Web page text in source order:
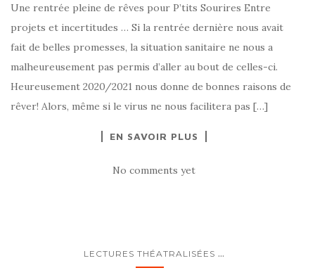
Une rentrée pleine de rêves pour P’tits Sourires Entre
projets et incertitudes … Si la rentrée dernière nous avait
fait de belles promesses, la situation sanitaire ne nous a
malheureusement pas permis d’aller au bout de celles-ci.
Heureusement 2020/2021 nous donne de bonnes raisons de
rêver! Alors, même si le virus ne nous facilitera pas […]
EN SAVOIR PLUS
No comments yet
LECTURES THÉATRALISÉES ...